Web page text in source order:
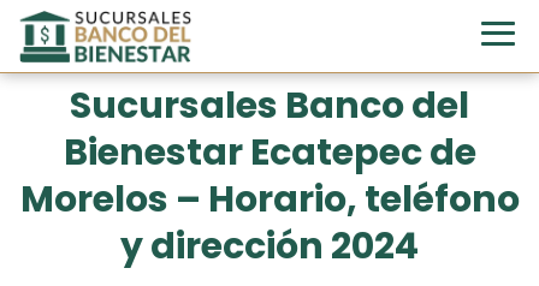
Sucursales Banco del
Bienestar Ecatepec de
Morelos – Horario, teléfono
y dirección 2024